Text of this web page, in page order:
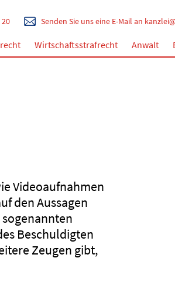
Senden Sie uns eine E-Mail an
20
Wirtschaftsstrafrecht Anwalt
Videoaufnahmen
den Aussagen
Beschuldigten
Zeugen gibt,